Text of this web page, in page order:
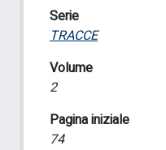
Serie
TRACCE
Volume
2
Pagina iniziale
74